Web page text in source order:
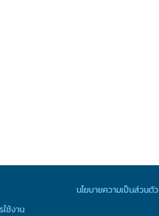
ช้งาน
นโยบายความเป็นส่วนตัว